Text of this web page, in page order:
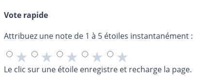
Vote rapide
Attribuez une note de 1 à 5 étoiles instantanément :
★ ★ ★ ★ ★
Le clic sur une étoile enregistre et recharge la page.